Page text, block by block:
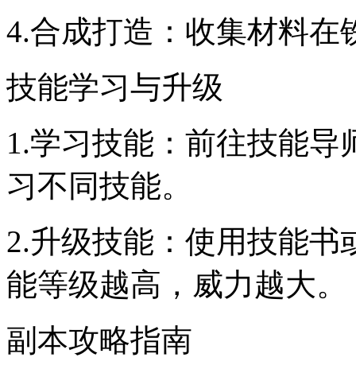
4.合成打造：收集材料在
技能学习与升级
1.学习技能：前往技能
习不同技能。
2.升级技能：使用技能
能等级越高，威力越大。
副本攻略指南